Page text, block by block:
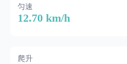
匀速
12.70 km/h
爬升